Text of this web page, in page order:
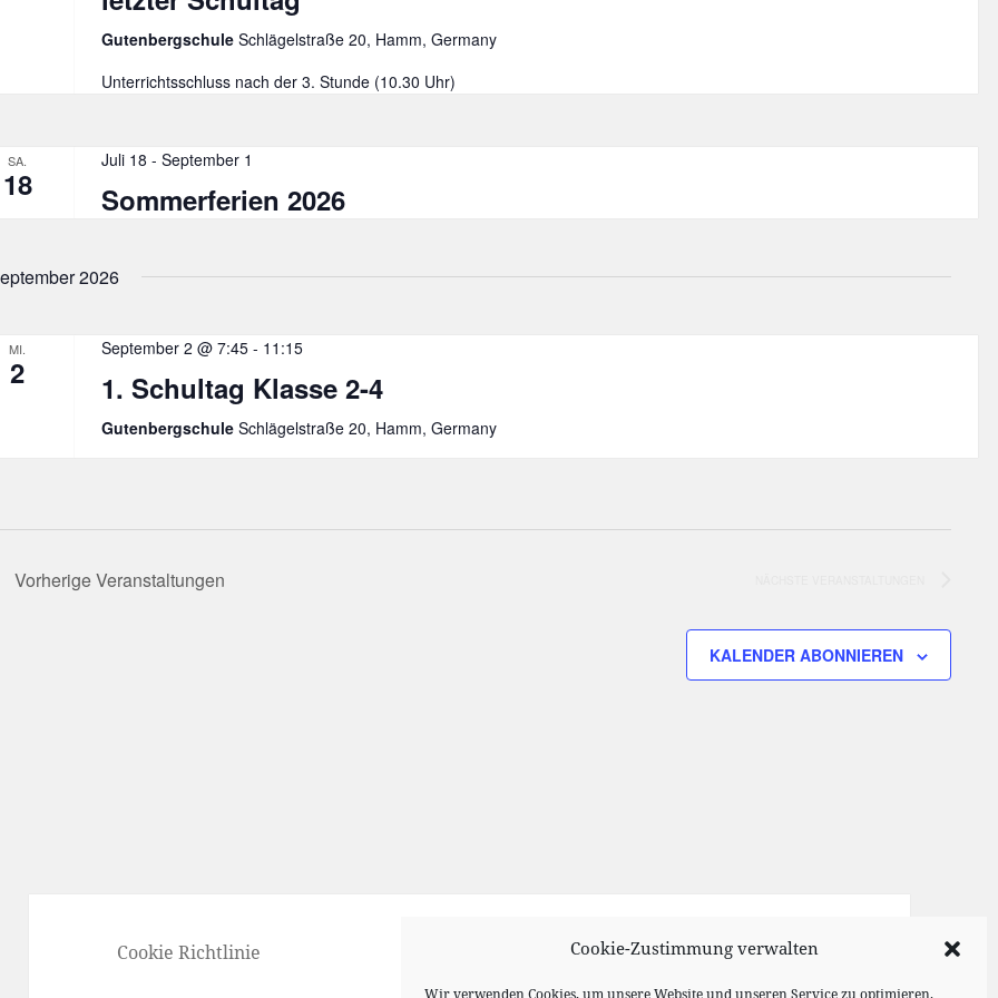
Cookie-Zustimmung verwalten
Wir verwenden Cookies, um unsere Website und unseren Service zu optimieren.
Gutenbergschule Schlägelstraße 20, Hamm, Germany
Unterrichtsschluss nach der 3. Stunde (10.30 Uhr)
SA.
18
Juli 18 - September 1
Sommerferien 2026
2026
MI.
2
September 2 @ 7:45- 11:15
1. Schultag Klasse 2-4
Gutenbergschule Schlägelstraße 20, Hamm, Germany
VorherigeVeranstaltungen
KALENDER ABONNIEREN
Cookie Richtlinie